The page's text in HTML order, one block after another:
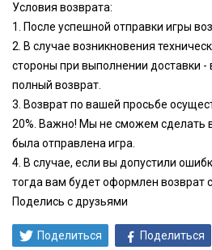
Условия возврата:
1. После успешной отправки игры
2. В случае возникновения
стороны при выполнении доставки
полный возврат.
3. Возврат по вашей просьбе
20%. Важно! Мы не сможем сделать
была отправлена игра.
4. В случае, если вы допустили
тогда вам будет оформлен возврат
Поделись с друзьями
Поделиться Поделиться